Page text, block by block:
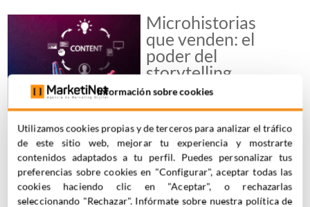
Microhistorias
que venden: el
poder del
storytelling
minimalista en
redes sociales
DESCUBRE NUESTROS EBOOKS
Información sobre cookies
Utilizamos cookies propias y de terceros para analizar el tráfico
de este sitio web, mejorar tu experiencia y mostrarte
contenidos adaptados a tu perfil. Puedes personalizar tus
preferencias sobre cookies en "Configurar", aceptar todas las
cookies haciendo clic en "Aceptar", o rechazarlas
seleccionando "Rechazar". Infórmate sobre nuestra política de